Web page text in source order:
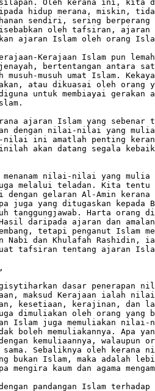
Oleh kerana ini, kita
hidup merana, miskin,
sendiri, sering berperang
oleh tafsiran, ajaran
ajaran Islam oleh orang
Kerajaan Islam pun
bertentangan antara
musuh umat Islam.
atau dikuasai oleh orang
untuk membiayai
ajaran Islam yang
dengan nilai-nilai yang
nilai ini amatlah penting
akan datang segala
menanam nilai-nilai yang mulia
melalui teladan. Kita tentu
dengan gelaran Al-Amin kerana
juga yang ditugaskan kepada
tanggungjawab. Harta orang
daripada ajaran dan
tetapi penganut Islam
Nabi dan Khulafah Rashidin,
tafsiran tentang ajaran
dasar penerapan
maksud Kerajaan ialah
kesetiaan, kerajinan, dan
oleh orang yang
Islam juga memuliakan
boleh memuliakannya. Apa
kemuliaannya, walaupun
sama. Sebaliknya oleh
bukan Islam, maka adalah
mengira kaum dan agama
pandangan Islam